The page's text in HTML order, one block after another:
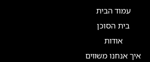
עמוד הבית
בית הסוכן
אודות
איך אנחנו משווים